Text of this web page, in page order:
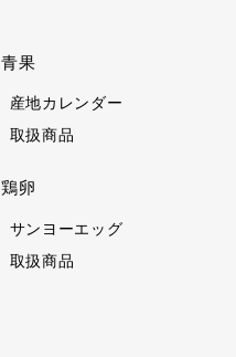
青果
産地カレンダー
取扱商品
鶏卵
サンヨーエッグ
取扱商品